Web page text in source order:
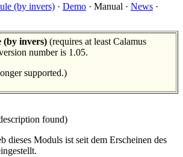
(by invers) · Demo · Manual · News ·
(by invers) (requires at least Calamus
number is 1.05.
supported.)
found)
dieses Moduls ist seit dem Erscheinen des